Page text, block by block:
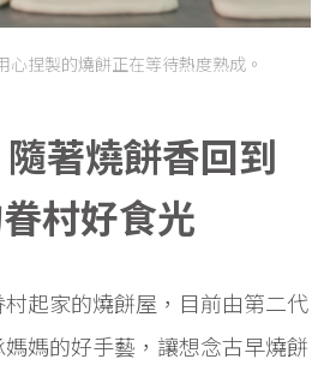
心捏製的燒餅正在等待熱度熟成。
著燒餅香回到
村好食光
起家的燒餅屋，目前由第二代
媽的好手藝，讓想念古早燒餅